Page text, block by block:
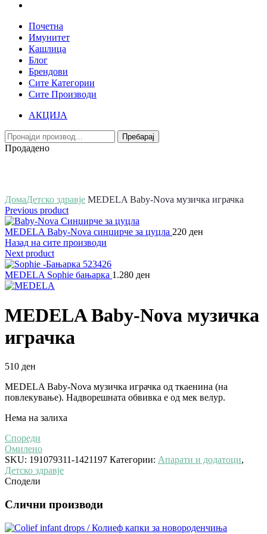
Почетна
Имунитет
Кашлица
Блог
Брендови
Сите Категории
Сите Производи
АКЦИЈА
Пребарај
Продадено
ДомаДетско здравје MEDELA Baby-Nova музичка играчка
Previous product
MEDELA Baby-Nova синџирче за цуцла 220 ден
Назад на сите производи
Next product
MEDELA Sophie бањарка 1.280 ден
MEDELA Baby-Nova музичка
играчка
510 ден
MEDELA Baby-Nova музичка играчка од ткаенина (на
повлекување). Надворешната обвивка е од мек велур.
Нема на залиха
Спореди
Омилено
SKU: 191079311-1421197 Категории: Апарати и додатоци,
Детско здравје
Сподели
Слични производи